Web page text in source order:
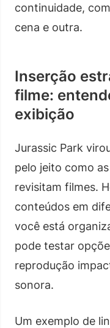
continuidade,
cena e outra.
Inserção
filme:
exibição
Jurassic Park
pelo jeito como
revisitam filmes.
conteúdos em
você está
pode testar
reprodução
sonora.
Um exemplo de